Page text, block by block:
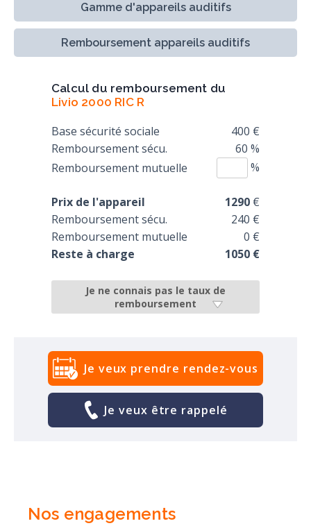
Gamme d'appareils auditifs
Remboursement appareils auditifs
Calcul du remboursement du
Livio 2000 RIC R
Base sécurité sociale
400 €
Remboursement sécu.
60 %
Remboursement mutuelle
%
Prix de l'appareil 1290 €
Remboursement sécu.
240 €
Remboursement mutuelle
0 €
Reste à charge
1050 €
Je ne connais pas le taux de
remboursement
Je veux prendre rendez-vous
Je veux être rappelé
Nos engagements